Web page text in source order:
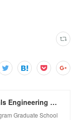
Thermal Fluid Materials Engineering Laboratory
Graduate School